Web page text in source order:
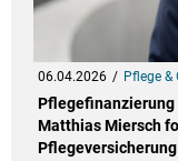
06.04.2026 Pflege &
Pflegefinanzierung
Matthias Miersch
Pflegeversicherung